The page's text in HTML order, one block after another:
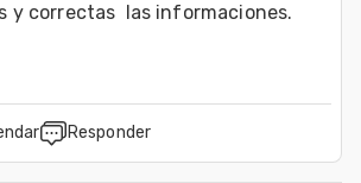
y correctas  las informaciones.
Responder